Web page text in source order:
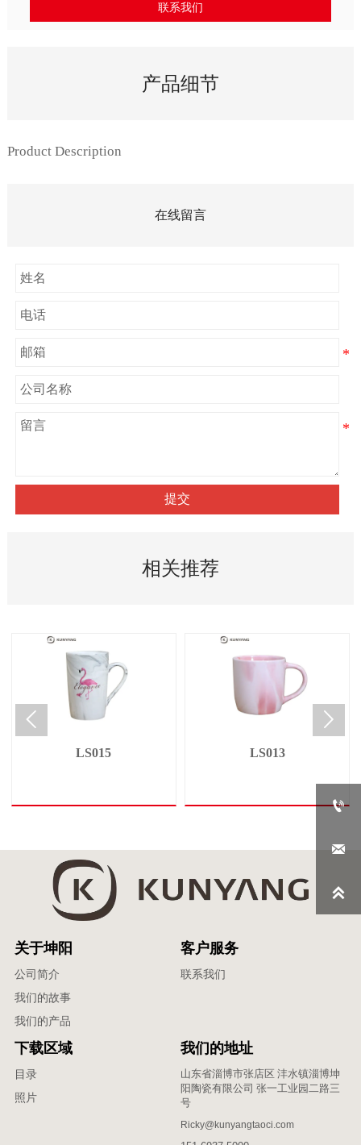
联系我们
产品细节
Product Description
在线留言
提交
相关推荐
LS015 LS013
 
关于坤阳
公司简介
我们的故事
我们的产品
客户服务
联系我们
下载区域
目录
照片
我们的地址
山东省淄博市张店区 沣水镇淄博坤
阳陶瓷有限公司 张一工业园二路三
号
Ricky@kunyangtaoci.com


